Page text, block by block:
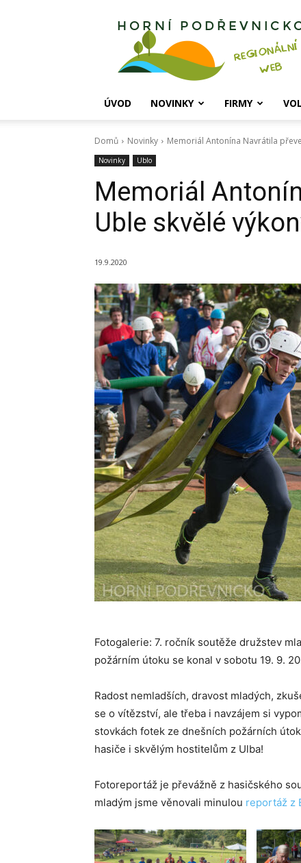
Horní
ÚVOD NOVINKY FIRMY
Domů Novinky Memoriál Antonína Navrátila
Novinky Ublo
Memoriál
Uble skvělé
19.9.2020
Fotogalerie: 7. ročník soutěže družstev
požárním útoku se konal v sobotu 19. 9.
Radost nemladších, dravost mladých,
se o vítězství, ale třeba i navzájem si
stovkách fotek ze dnešních požárních
hasiče i skvělým hostitelům z Ulba!
Fotoreportáž je převážně z hasičského
mladým jsme věnovali minulou reportáž z